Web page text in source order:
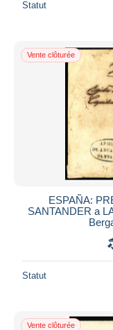
Statut
Vente clôturée
ESPAÑA:
SANTANDER a
Statut
Vente clôturée